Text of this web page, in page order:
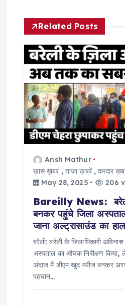
a
v
g
a
t
Related Posts
Ansh Mathur
ख़ास ख़बर ,ताज़ा ख़बरें,दमदार
May 28, 2025
206
Bareilly News:
बनकर पहुंचे जिला
जाना अल्ट्रासाउंड का
बरेली: बरेली के जिलाधिकारी
अस्पताल का औचक निरीक्षण
अंदाज में डीएम खुद मरीज बनकर
पहचान…